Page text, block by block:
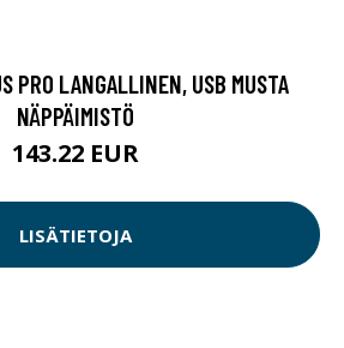
PRO LANGALLINEN, USB MUSTA
NÄPPÄIMISTÖ
143.22 EUR